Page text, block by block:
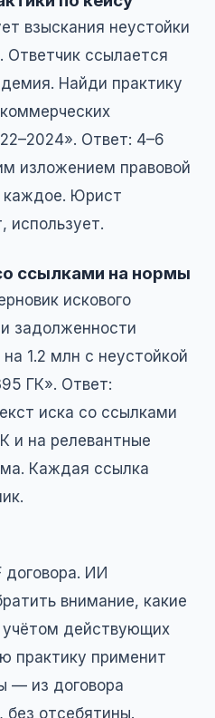
взыскания неустойки
Ответчик ссылается
Найди практику
Ответ: 4–6
изложением правовой
каждое. Юрист
использует.
ссылками на нормы
искового
задолженности
1.2 млн с неустойкой
ГК». Ответ:
иска со ссылками
и на релевантные
Каждая ссылка
договора. ИИ
внимание, какие
действующих
практику применит
— из договора
без отсебятины.